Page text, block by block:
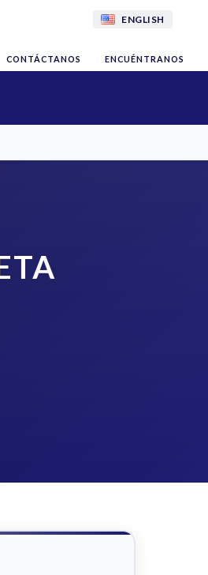
ENGLISH
CONTÁCTANOS ENCUÉNTRANOS